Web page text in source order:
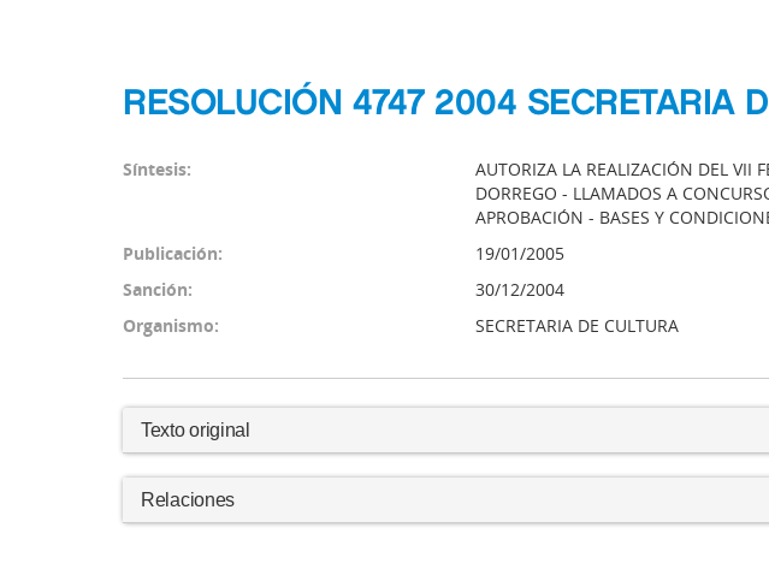
RESOLUCIÓN 4747 2004 SECRETARIA
Síntesis:
AUTORIZA LA REALIZACIÓN DEL VII
DORREGO - LLAMADOS A
APROBACIÓN - BASES Y
Publicación:
19/01/2005
Sanción:
30/12/2004
Organismo:
SECRETARIA DE CULTURA
Texto original
Relaciones